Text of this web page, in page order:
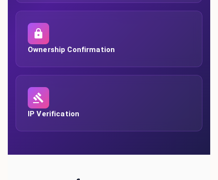
Ownership Confirmation
IP Verification